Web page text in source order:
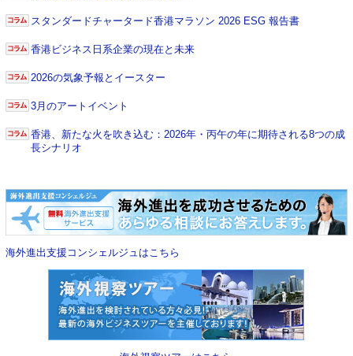
スタンダードチャータード香港マラソン 2026 ESG 報告書
香港ビジネス日系企業の現在と未来
2026の気象予報とイースター
3月のアートイベント
香港、新たな火を吹き込む：2026年・丙午の年に期待される8つの成
長シナリオ
海外進出支援コンシェルジュはこちら